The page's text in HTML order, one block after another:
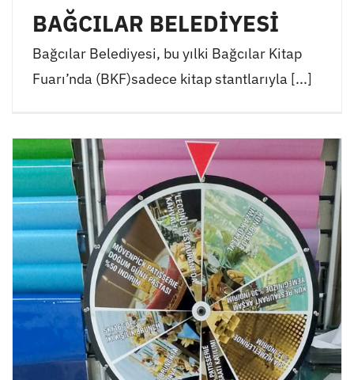
BAĞCILAR BELEDİYESİ
Bağcılar Belediyesi, bu yılki Bağcılar Kitap
Fuarı’nda (BKF)sadece kitap stantlarıyla [...]